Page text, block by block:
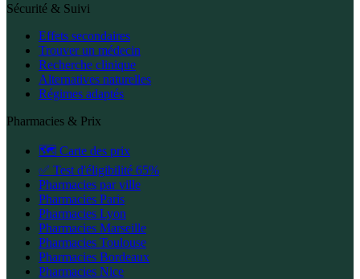
Sécurité & Suivi
Effets secondaires
Trouver un médecin
Recherche clinique
Alternatives naturelles
Régimes adaptés
Pharmacies & Prix
🗺️ Carte des prix
✅ Test d'éligibilité 65%
Pharmacies par ville
Pharmacies Paris
Pharmacies Lyon
Pharmacies Marseille
Pharmacies Toulouse
Pharmacies Bordeaux
Pharmacies Nice